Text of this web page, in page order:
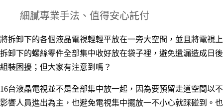
細膩專業手法、值得安心託付
將拆卸下的各個液晶電視輕輕平放在一旁大空間，並且將電視上
拆卸下的螺絲零件全部集中收好放在袋子裡，避免遺漏造成日後
組裝困擾；但大家有注意到嗎？
16台液晶電視並不是全部集中放一起，因為要預留走道空間以不
影響人員進出為主，也避免電視集中擺放一不小心就踩碰到。也